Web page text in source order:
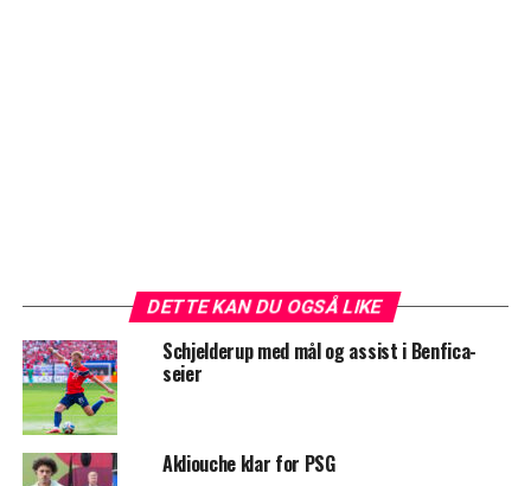
DETTE KAN DU OGSÅ LIKE
Schjelderup med mål og assist i Benfica-
seier
Akliouche klar for PSG